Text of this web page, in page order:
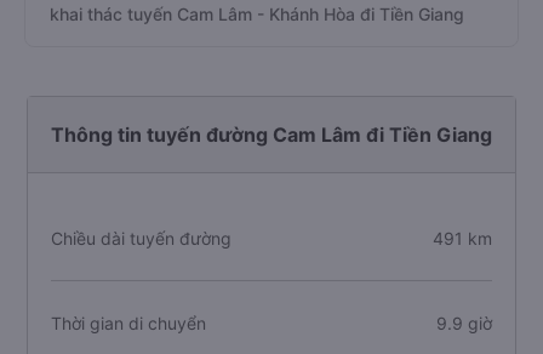
khai thác tuyến Cam Lâm - Khánh Hòa đi Tiền Giang
Thông tin tuyến đường Cam Lâm đi Tiền Giang
Chiều dài tuyến đường 491 km
Thời gian di chuyển 9.9 giờ